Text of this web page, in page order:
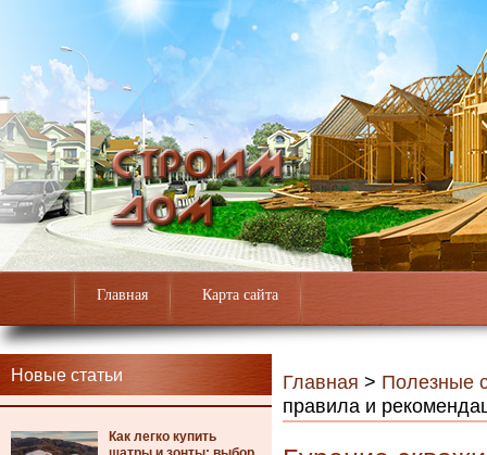
Главная Карта сайта
Новые статьи
Как легко купить
Главная > Полезные
правила и